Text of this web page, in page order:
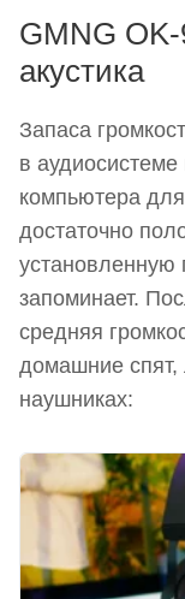
GMNG
акустика
Запаса
в
компьютера
достаточно
установленную
запоминает.
средняя
домашние спят,
наушниках: